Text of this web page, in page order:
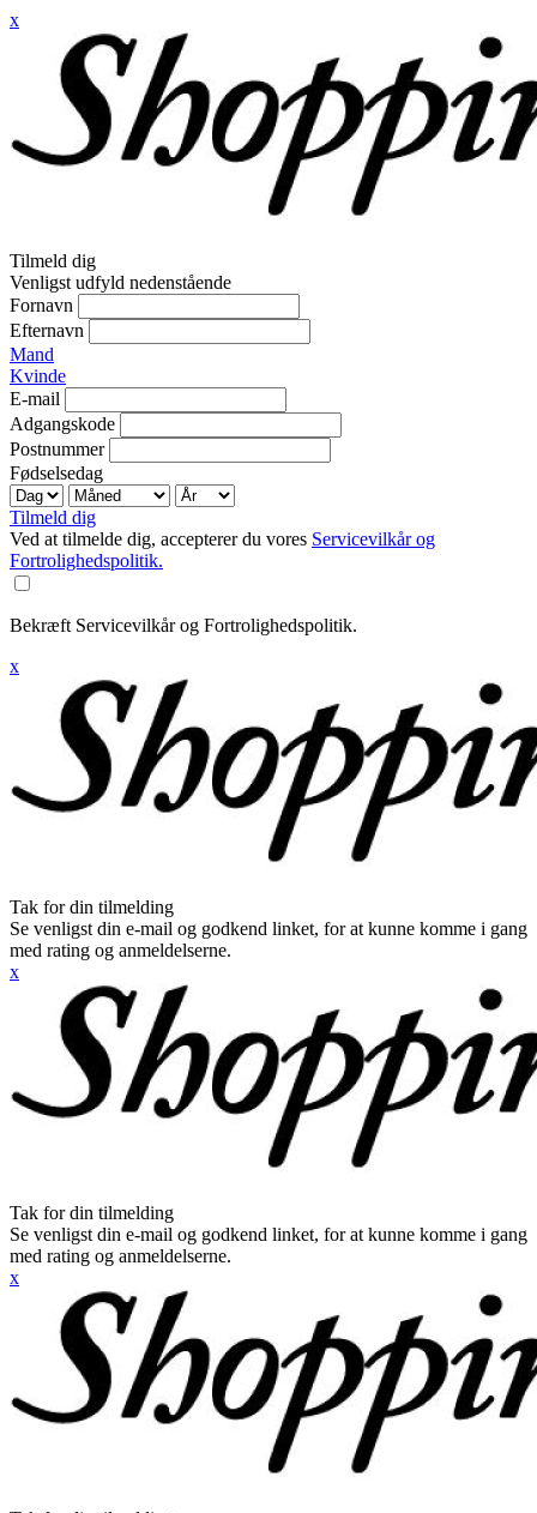
x
Tilmeld dig
Venligst udfyld nedenstående
Fornavn
Efternavn
Mand
Kvinde
E-mail
Adgangskode
Postnummer
Fødselsedag
Tilmeld dig
Ved at tilmelde dig, accepterer du vores Servicevilkår og
Fortrolighedspolitik.
Bekræft Servicevilkår og Fortrolighedspolitik.
x
Tak for din tilmelding
Se venligst din e-mail og godkend linket, for at kunne komme i gang
med rating og anmeldelserne.
x
Tak for din tilmelding
Se venligst din e-mail og godkend linket, for at kunne komme i gang
med rating og anmeldelserne.
x